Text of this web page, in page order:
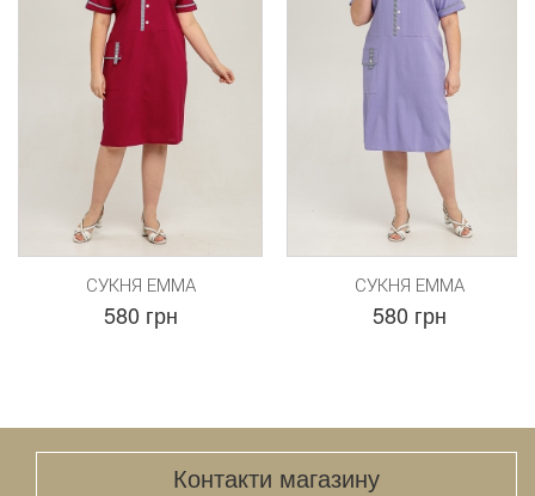
СУКНЯ ЕММА
580 грн
СУКНЯ ЕММА
580 грн
Контакти магазину